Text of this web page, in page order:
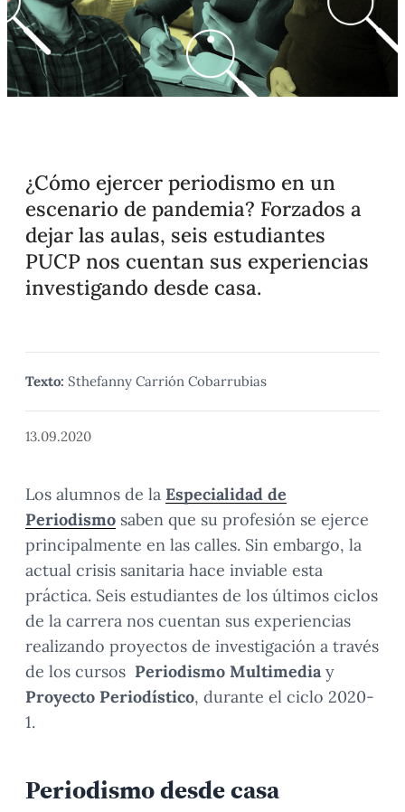
¿Cómo ejercer periodismo en un
escenario de pandemia? Forzados a
dejar las aulas, seis estudiantes
PUCP nos cuentan sus experiencias
investigando desde casa.
Texto: Sthefanny Carrión Cobarrubias
13.09.2020
Los alumnos de la Especialidad de
Periodismo saben que su profesión se ejerce
principalmente en las calles. Sin embargo, la
actual crisis sanitaria hace inviable esta
práctica. Seis estudiantes de los últimos ciclos
de la carrera nos cuentan sus experiencias
realizando proyectos de investigación a través
de los cursos Periodismo Multimediay
Proyecto Periodístico, durante el ciclo 2020-
1.
Periodismo desde casa